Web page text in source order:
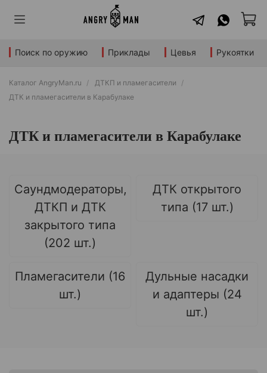
Поиск по оружию Приклады Цевья Рукоятки
Каталог AngryMan.ru
ДТКП и пламегасители
ДТК и пламегасители в Карабулаке
ДТК и пламегасители в Карабулаке
Саундмодераторы,
ДТКП и ДТК
закрытого типа
(202 шт.)
ДТК открытого
типа (17 шт.)
Пламегасители (16
шт.)
Дульные насадки
и адаптеры (24
шт.)